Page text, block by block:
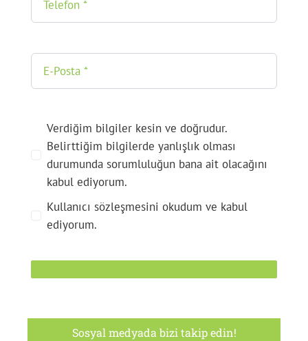
Verdiğim bilgiler kesin ve doğrudur.
Belirttiğim bilgilerde yanlışlık olması
durumunda sorumluluğun bana ait olacağını
kabul ediyorum.
Kullanıcı sözleşmesini okudum ve kabul
ediyorum.
Sosyal medyada bizi takip edin!